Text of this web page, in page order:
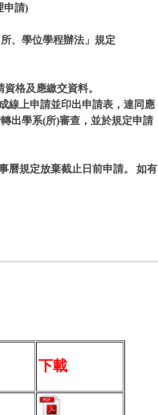
申請)
、學位學程辦法」規定
格及應繳交資料。
線上申請並印出申請表，連同應
出學系(所)審查，並於規定申請
曆規定放棄截止日前申請。 如有
下載